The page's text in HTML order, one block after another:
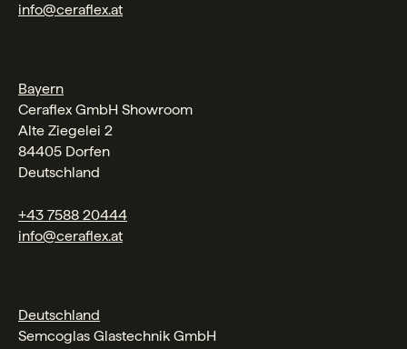
info@ceraflex.at
Bayern
Ceraflex GmbH Showroom
Alte Ziegelei 2
84405 Dorfen
Deutschland
+43 7588 20444
info@ceraflex.at
Deutschland
Semcoglas Glastechnik GmbH